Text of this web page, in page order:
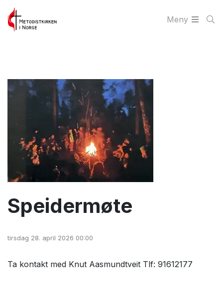
Meny
Speidermøte
tirsdag 28. april 2026 00:00
Ta kontakt med Knut Aasmundtveit Tlf: 91612177